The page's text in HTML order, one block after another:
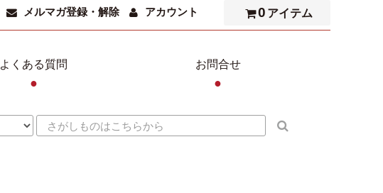
メルマガ登録・解除 アカウント 0 アイテム
よくある質問
●
お問合せ
●